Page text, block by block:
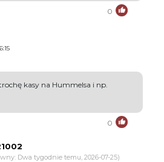
0
kasy na Hummelsa i np.
0
Dwa tygodnie temu, 2026-07-25)